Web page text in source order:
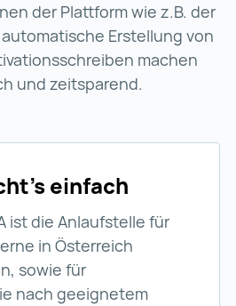
der Plattform wie z.B. der
Erstellung von
machen
und zeitsparend.
einfach
ist die Anlaufstelle für
in Österreich
sowie für
nach geeignetem